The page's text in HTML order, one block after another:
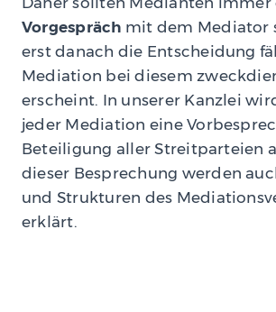
Vorgespräch mit dem Mediator
erst danach die Entscheidung
Mediation bei diesem
erscheint. In unserer Kanzlei
jeder Mediation eine
Beteiligung aller Streitparteien
dieser Besprechung werden
und Strukturen des
erklärt.